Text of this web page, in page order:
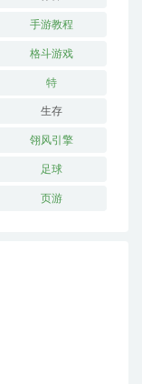
手游教程
格斗游戏
特
生存
翎风引擎
足球
页游